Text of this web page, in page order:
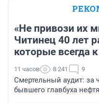
«Не привози их
Читинец 40 лет
которые всегда
11 часов 8 241 9
Смертельный аудит: за
бывшего главбуха